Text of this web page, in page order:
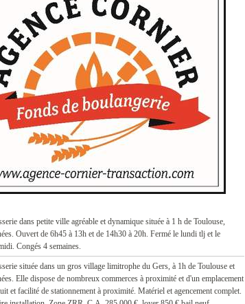
dans petite ville agréable et dynamique située à 1 h de Toulouse,
Ouvert de 6h45 à 13h et de 14h30 à 20h. Fermé le lundi tlj et le
Congés 4 semaines.
située dans un gros village limitrophe du Gers, à 1h de Toulouse et
Elle dispose de nombreux commerces à proximité et d'un emplacement
et facilité de stationnement à proximité. Matériel et agencement complet.